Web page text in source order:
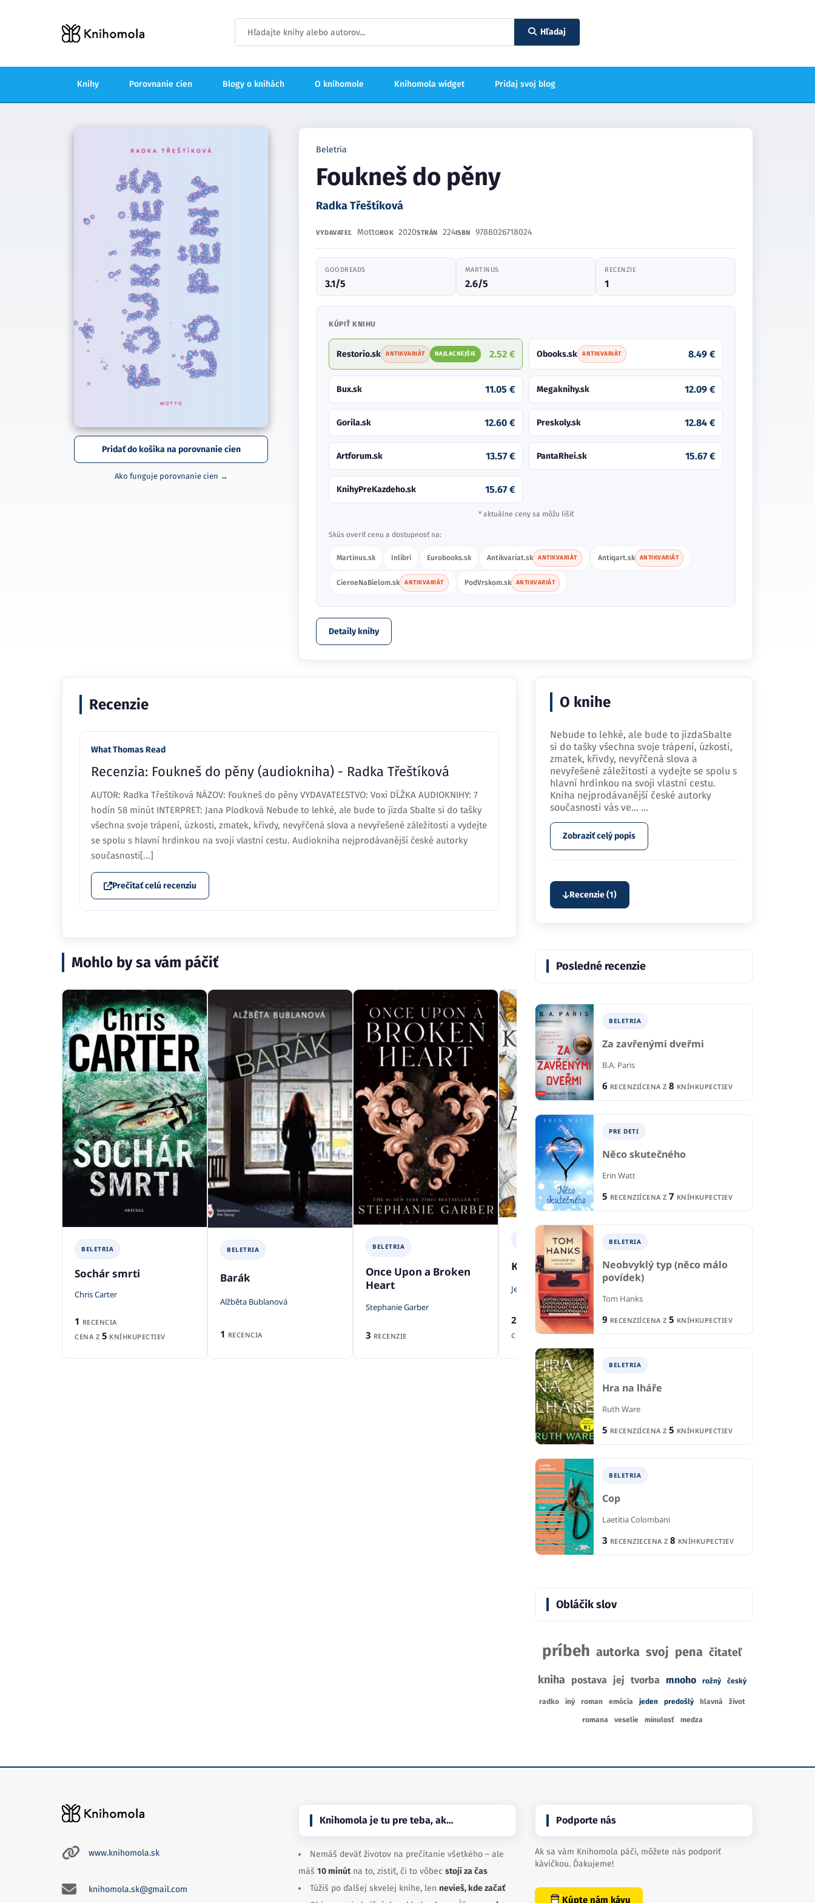
Hľadaj
Knihy Porovnanie cien Blogy o knihách O knihomole Knihomola widget Pridaj svoj blog
Pridať do košíka na porovnanie cien
Ako funguje porovnanie cien →
Beletria
Foukneš do pěny
Radka Třeštíková
VYDAVATEĽ MottoROK 2020STRÁN 224ISBN 9788026718024
GOODREADS
3.1/5
MARTINUS
2.6/5
RECENZIE
1
KÚPIŤ KNIHU
Restorio.sk ANTIKVARIÁT NAJLACNEJŠIE 2.52 € Obooks.sk ANTIKVARIÁT 8.49 €
Bux.sk 11.05 € Megaknihy.sk 12.09 €
Gorila.sk 12.60 € Preskoly.sk 12.84 €
Artforum.sk 13.57 € PantaRhei.sk 15.67 €
KnihyPreKazdeho.sk 15.67 €
* aktuálne ceny sa môžu líšiť
Skús overiť cenu a dostupnosť na:
Martinus.sk Inlibri Eurobooks.sk Antikvariat.sk ANTIKVARIÁT Antiqart.sk ANTIKVARIÁT
CierneNaBielom.sk ANTIKVARIÁT PodVrskom.sk ANTIKVARIÁT
Detaily knihy
Recenzie
What Thomas Read
Recenzia: Foukneš do pěny (audiokniha) - Radka Třeštíková
AUTOR: Radka Třeštíková NÁZOV: Foukneš do pěny VYDAVATEĽSTVO: Voxi DĹŽKA AUDIOKNIHY: 7
hodín 58 minút INTERPRET: Jana Plodková Nebude to lehké, ale bude to jízda Sbalte si do tašky
všechna svoje trápení, úzkosti, zmatek, křivdy, nevyřčená slova a nevyřešené záležitosti a vydejte
se spolu s hlavní hrdinkou na svoji vlastní cestu. Audiokniha nejprodávanější české autorky
současnosti[...]
Prečítať celú recenziu
Mohlo by sa vám páčiť
BELETRIA
Sochár smrti
Chris Carter
1 RECENCIA
CENA Z 5 KNÍHKUPECTIEV
BELETRIA
Barák
Alžběta Bublanová
1 RECENCIA
BELETRIA
Once Upon a Broken
Heart
Stephanie Garber
3 RECENZIE
Království těla a ohně
Jennifer L. Armentrout
2 RECENZIE
CENA Z6KNÍHKUPECTIEV
Dokonalé prekvapenie
2 RECENZIE
O knihe
Nebude to lehké, ale bude to jízdaSbalte
si do tašky všechna svoje trápení, úzkosti,
zmatek, křivdy, nevyřčená slova a
nevyřešené záležitosti a vydejte se spolu s
hlavní hrdinkou na svoji vlastní cestu.
Kniha nejprodávanější české autorky
současnosti vás ve… ...
Zobraziť celý popis
Recenzie (1)
Posledné recenzie
BELETRIA
Za zavřenými dveřmi
B.A. Paris
6 RECENZIÍCENA Z 8 KNÍHKUPECTIEV
PRE DETI
Něco skutečného
Erin Watt
5 RECENZIÍCENA Z 7 KNÍHKUPECTIEV
BELETRIA
Neobvyklý typ (něco málo
povídek)
Tom Hanks
9 RECENZIÍCENA Z 5 KNÍHKUPECTIEV
BELETRIA
Hra na lháře
Ruth Ware
5 RECENZIÍCENA Z 5 KNÍHKUPECTIEV
BELETRIA
Cop
Laetitia Colombani
3 RECENZIECENA Z 8 KNÍHKUPECTIEV
Obláčik slov
príbeh autorka svoj pena čitateľ
kniha postava jej tvorba mnoho rožný český
radko iný roman emócia jeden predošlý hlavná život
romana veselie minulosť medza
www.knihomola.sk
knihomola.sk@gmail.com
Knihomola je tu pre teba, ak…
Nemáš deväť životov na prečítanie všetkého – ale
máš 10 minútna to, zistiť, či to vôbec stojí za čas
Túžiš po ďalšej skvelej knihe, len nevieš, kde začať
Podporte nás
Ak sa vám Knihomola páči, môžete nás podporiť
kávičkou. Ďakujeme!
Kúpte nám kávu